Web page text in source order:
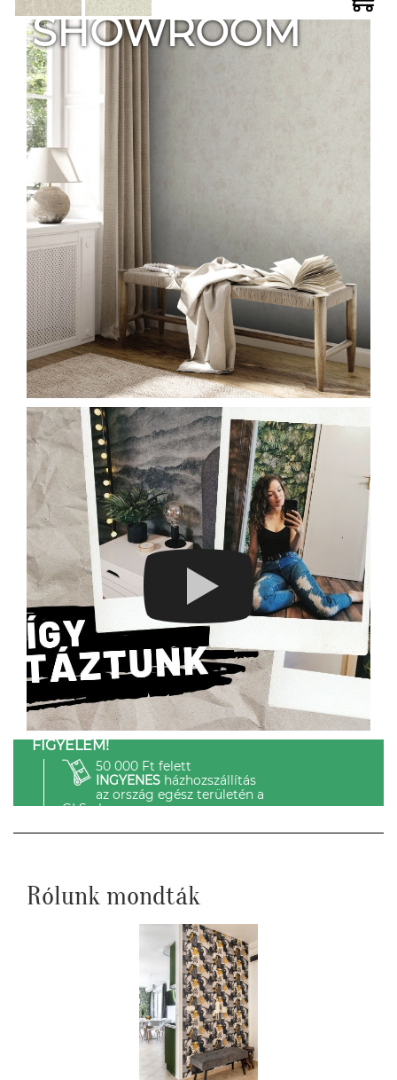
SHOWROOM
FIGYELEM!
50 000 Ft felett
INGYENESházhozszállítás
az ország egész területén a
GLS-el.
Rólunk mondták